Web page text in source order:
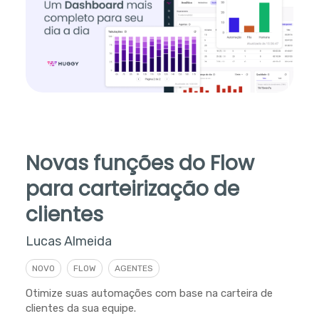
Novas funções do Flow
para carteirização de
clientes
Lucas Almeida
NOVO FLOW AGENTES
Otimize suas automações com base na carteira de
clientes da sua equipe.